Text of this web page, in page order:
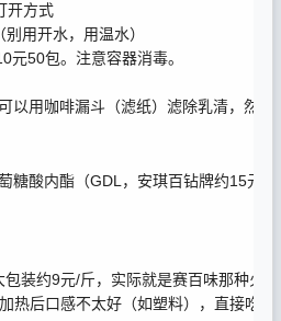
开方式
用开水，用温水）
元50包。注意容器消毒。
以用咖啡漏斗（滤纸）滤除乳清，然
糖酸内酯（GDL，安琪百钻牌约15元
包装约9元/斤，实际就是赛百味那种
热后口感不太好（如塑料），直接吃口